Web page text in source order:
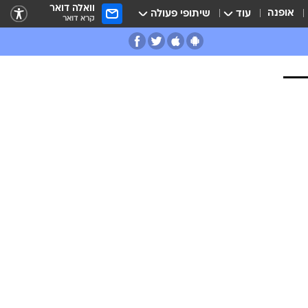
אופנה עוד שיתופי פעולה וואלה דואר
קרא דואר